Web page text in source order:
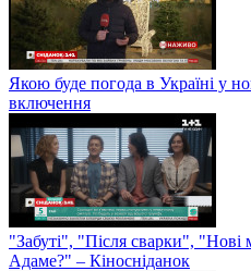
Якою буде погода в Україні у
включення
"Забуті", "Після сварки",
Адаме?" – Кіносніданок